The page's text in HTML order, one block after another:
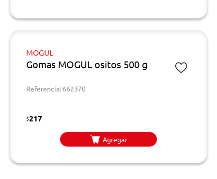
MOGUL
Gomas MOGUL ositos 500 g
Referencia: 662370
$217
Agregar